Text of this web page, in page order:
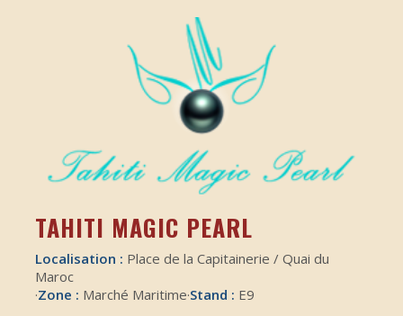
TAHITI MAGIC PEARL
Localisation : Place de la Capitainerie / Quai du
Maroc
·Zone : Marché Maritime·Stand : E9